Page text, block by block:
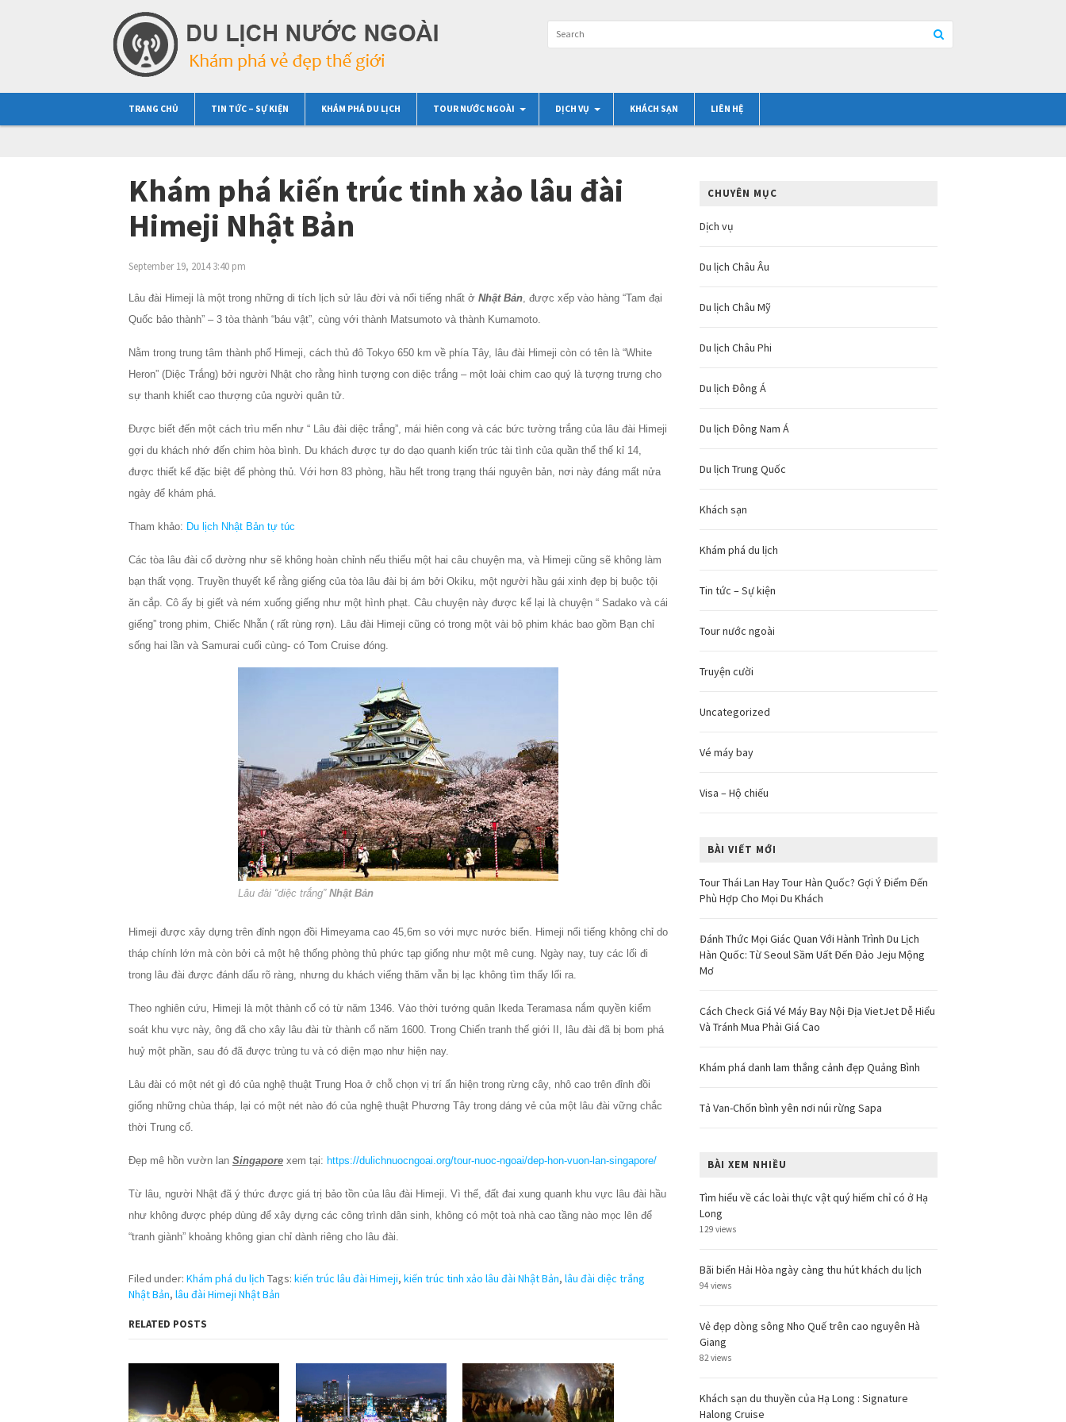
TRANG CHỦ TIN TỨC – SỰ KIỆN KHÁM PHÁ DU LỊCH TOUR NƯỚC NGOÀI DỊCH VỤ KHÁCH SẠN LIÊN HỆ
Khám phá kiến trúc tinh xảo lâu đài
Himeji Nhật Bản
September 19, 2014 3:40 pm
Lâu đài Himeji là một trong những di tích lịch sử lâu đời và nổi tiếng nhất ở Nhật Bản, được xếp vào hàng “Tam đại
Quốc bảo thành” – 3 tòa thành “báu vật”, cùng với thành Matsumoto và thành Kumamoto.
Nằm trong trung tâm thành phố Himeji, cách thủ đô Tokyo 650 km về phía Tây, lâu đài Himeji còn có tên là “White
Heron” (Diệc Trắng) bởi người Nhật cho rằng hình tượng con diệc trắng – một loài chim cao quý là tượng trưng cho
sự thanh khiết cao thượng của người quân tử.
Được biết đến một cách trìu mến như “ Lâu đài diệc trắng”, mái hiên cong và các bức tường trắng của lâu đài Himeji
gợi du khách nhớ đến chim hòa bình. Du khách được tự do dạo quanh kiến trúc tài tình của quần thể thế kỉ 14,
được thiết kế đặc biệt để phòng thủ. Với hơn 83 phòng, hầu hết trong trạng thái nguyên bản, nơi này đáng mất nửa
ngày để khám phá.
Tham khảo: Du lịch Nhật Bản tự túc
Các tòa lâu đài cổ dường như sẽ không hoàn chỉnh nếu thiếu một hai câu chuyện ma, và Himeji cũng sẽ không làm
bạn thất vọng. Truyền thuyết kể rằng giếng của tòa lâu đài bị ám bởi Okiku, một người hầu gái xinh đẹp bị buộc tội
ăn cắp. Cô ấy bị giết và ném xuống giếng như một hình phạt. Câu chuyện này được kể lại là chuyện “ Sadako và cái
giếng” trong phim, Chiếc Nhẫn ( rất rùng rợn). Lâu đài Himeji cũng có trong một vài bộ phim khác bao gồm Bạn chỉ
sống hai lần và Samurai cuối cùng- có Tom Cruise đóng.
Lâu đài “diệc trắng” Nhật Bản
Himeji được xây dựng trên đỉnh ngọn đồi Himeyama cao 45,6m so với mực nước biển. Himeji nổi tiếng không chỉ do
tháp chính lớn mà còn bởi cả một hệ thống phòng thủ phức tạp giống như một mê cung. Ngày nay, tuy các lối đi
trong lâu đài được đánh dấu rõ ràng, nhưng du khách viếng thăm vẫn bị lạc không tìm thấy lối ra.
Theo nghiên cứu, Himeji là một thành cổ có từ năm 1346. Vào thời tướng quân Ikeda Teramasa nắm quyền kiểm
soát khu vực này, ông đã cho xây lâu đài từ thành cổ năm 1600. Trong Chiến tranh thế giới II, lâu đài đã bị bom phá
huỷ một phần, sau đó đã được trùng tu và có diện mạo như hiện nay.
Lâu đài có một nét gì đó của nghệ thuật Trung Hoa ở chỗ chọn vị trí ẩn hiện trong rừng cây, nhô cao trên đỉnh đồi
giống những chùa tháp, lại có một nét nào đó của nghệ thuật Phương Tây trong dáng vẻ của một lâu đài vững chắc
thời Trung cổ.
Đẹp mê hồn vườn lan Singapore xem tại: https://dulichnuocngoai.org/tour-nuoc-ngoai/dep-hon-vuon-lan-singapore/
Từ lâu, người Nhật đã ý thức được giá trị bảo tồn của lâu đài Himeji. Vì thế, đất đai xung quanh khu vực lâu đài hầu
như không được phép dùng để xây dựng các công trình dân sinh, không có một toà nhà cao tầng nào mọc lên để
“tranh giành” khoảng không gian chỉ dành riêng cho lâu đài.
Filed under: Khám phá du lịch Tags: kiến trúc lâu đài Himeji, kiến trúc tinh xảo lâu đài Nhật Bản, lâu đài diệc trắng
Nhật Bản, lâu đài Himeji Nhật Bản
RELATED POSTS
CHUYÊN MỤC
Dịch vụ
Du lịch Châu Âu
Du lịch Châu Mỹ
Du lịch Châu Phi
Du lịch Đông Á
Du lịch Đông Nam Á
Du lịch Trung Quốc
Khách sạn
Khám phá du lịch
Tin tức – Sự kiện
Tour nước ngoài
Truyện cười
Uncategorized
Vé máy bay
Visa – Hộ chiếu
BÀI VIẾT MỚI
Tour Thái Lan Hay Tour Hàn Quốc? Gợi Ý Điểm Đến
Phù Hợp Cho Mọi Du Khách
Đánh Thức Mọi Giác Quan Với Hành Trình Du Lịch
Hàn Quốc: Từ Seoul Sầm Uất Đến Đảo Jeju Mộng
Mơ
Cách Check Giá Vé Máy Bay Nội Địa VietJet Dễ Hiểu
Và Tránh Mua Phải Giá Cao
Khám phá danh lam thắng cảnh đẹp Quảng Bình
Tả Van-Chốn bình yên nơi núi rừng Sapa
BÀI XEM NHIỀU
Tìm hiểu về các loài thực vật quý hiếm chỉ có ở Hạ
Long
129 views
Bãi biển Hải Hòa ngày càng thu hút khách du lịch
94 views
Vẻ đẹp dòng sông Nho Quế trên cao nguyên Hà
Giang
82 views
Khách sạn du thuyền của Hạ Long : Signature
Halong Cruise